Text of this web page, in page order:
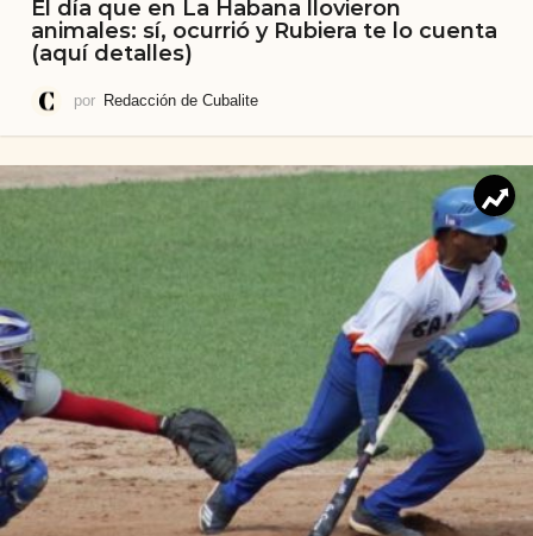
El día que en La Habana llovieron
animales: sí, ocurrió y Rubiera te lo cuenta
(aquí detalles)
por Redacción de Cubalite